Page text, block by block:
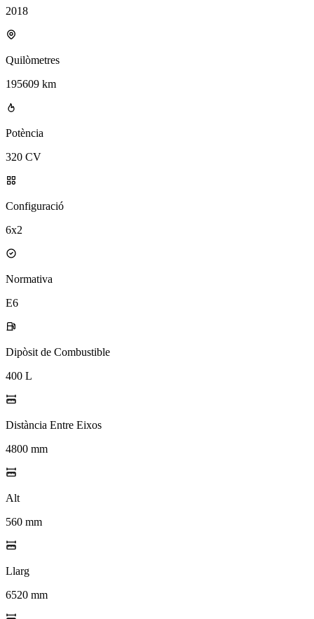
2018
Quilòmetres
195609 km
Potència
320 CV
Configuració
6x2
Normativa
E6
Dipòsit de Combustible
400 L
Distància Entre Eixos
4800 mm
Alt
560 mm
Llarg
6520 mm